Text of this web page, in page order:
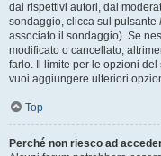
dai rispettivi autori, dai
sondaggio, clicca sul pulsante
associato il sondaggio). Se
modificato o cancellato,
farlo. Il limite per le opzioni del
vuoi aggiungere ulteriori
Top
Perché non riesco ad